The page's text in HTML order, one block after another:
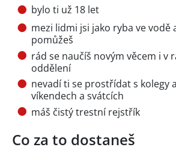
bylo ti už 18 let
mezi lidmi jsi jako ryba ve vodě
pomůžeš
rád se naučíš novým věcem i v
oddělení
nevadí ti se prostřídat s kolegy
víkendech a svátcích
máš čistý trestní rejstřík
Co za to dostaneš